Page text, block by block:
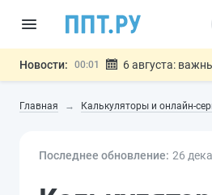
Новости: 00:01 6 августа:
05.08 Мигрантам с
05.08
Важно
Главная Калькуляторы и онлайн-
Последнее обновление: 26 дек